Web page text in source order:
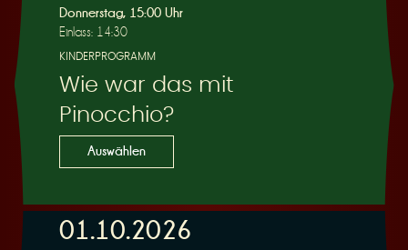
s
e
Donnerstag, 15:00 Uhr
Einlass: 14:30
KINDERPROGRAMM
Wie war das mit
Pinocchio?
Auswählen
01.10.2026